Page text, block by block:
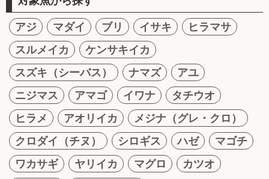
アジ マダイ ブリ イサキ
ヒラマサ
スルメイカ
ケンサキイカ
スズキ（シーバス）
ナマズ
アユ
ニジマス
アマゴ イワナ
タチウオ
ヒラメ
アオリイカ
メジナ（グレ・クロ）
クロダイ（チヌ）
シロギス ハゼ
マゴチ
ワカサギ
ヤリイカ マグロ
カツオ